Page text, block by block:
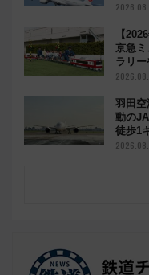
【
京急ミ
ラリ
羽田空
動の
徒歩1